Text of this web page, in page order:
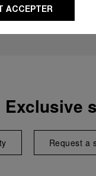
Exclusive
Request a
ACCEPTER